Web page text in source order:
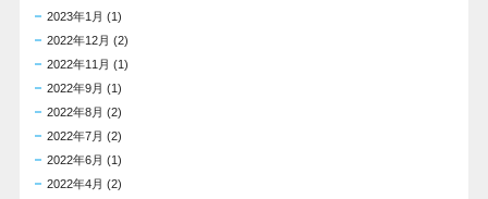
2023年1月 (1)
2022年12月 (2)
2022年11月 (1)
2022年9月 (1)
2022年8月 (2)
2022年7月 (2)
2022年6月 (1)
2022年4月 (2)